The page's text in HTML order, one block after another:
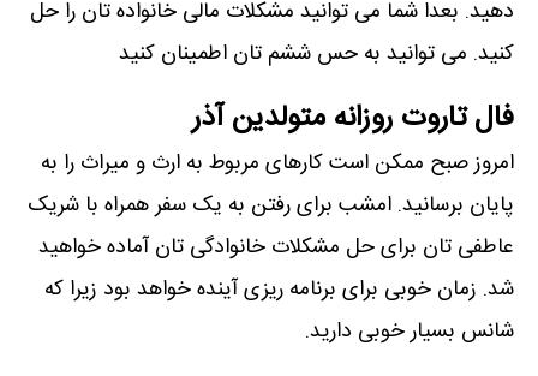
دهید. بعدا شما می توانید مشکلات مالی خانواده تان را حل
کنید. می توانید به حس ششم تان اطمینان کنید
فال تاروت روزانه متولدین آذر
امروز صبح ممکن است کارهای مربوط به ارث و میراث را به
پایان برسانید. امشب برای رفتن به یک سفر همراه با شریک
عاطفی تان برای حل مشکلات خانوادگی تان آماده خواهید
شد. زمان خوبی برای برنامه ریزی آینده خواهد بود زیرا که
شانس بسیار خوبی دارید.